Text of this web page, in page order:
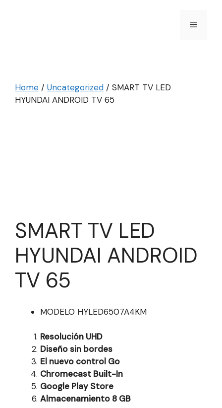
Menu
Home / Uncategorized / SMART TV LED
HYUNDAI ANDROID TV 65
SMART TV LED
HYUNDAI ANDROID
TV 65
MODELO HYLED6507A4KM
Resolución UHD
Diseño sin bordes
El nuevo control Go
Chromecast Built-In
Google Play Store
Almacenamiento 8 GB